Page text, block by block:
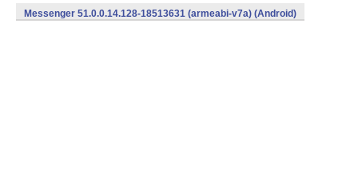
Messenger 51.0.0.14.128-18513631 (armeabi-v7a) (Android)